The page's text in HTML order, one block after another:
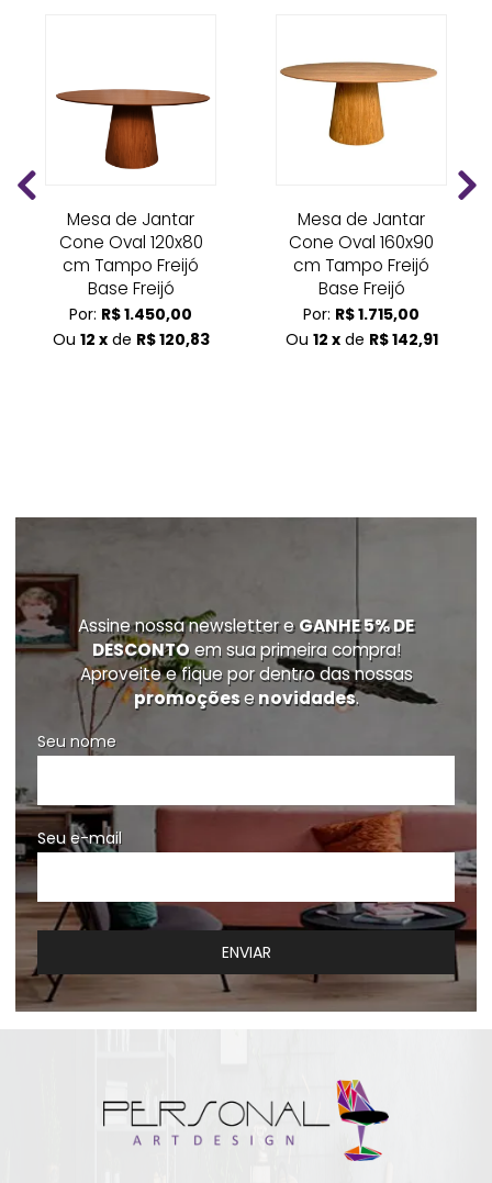
Mesa de Jantar
Cone Oval 120x80
cm Tampo Freijó
Base Freijó
Por: R$ 1.450,00
Ou 12 xde R$ 120,83
Mesa de Jantar
Cone Oval 160x90
cm Tampo Freijó
Base Freijó
Por: R$ 1.715,00
Ou 12 xde R$ 142,91
Assine nossa newsletter eGANHE 5% DE
DESCONTOem sua primeira compra!
Aproveite e fique por dentro das nossas
promoçõesenovidades.
Seu nome
Seu e-mail
ENVIAR